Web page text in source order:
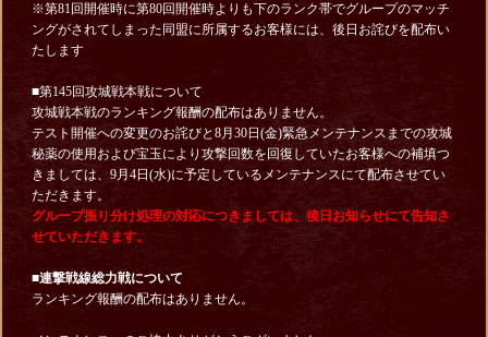
※第81回開催時に第80回開催時よりも下のランク帯でグループのマッチ
ングがされてしまった同盟に所属するお客様には、後日お詫びを配布い
たします
■第145回攻城戦本戦について
攻城戦本戦のランキング報酬の配布はありません。
テスト開催への変更のお詫びと8月30日(金)緊急メンテナンスまでの攻城
秘薬の使用および宝玉により攻撃回数を回復していたお客様への補填つ
きましては、9月4日(水)に予定しているメンテナンスにて配布させてい
ただきます。
グループ振り分け処理の対応につきましては、後日お知らせにて告知さ
せていただきます。
■連撃戦線総力戦について
ランキング報酬の配布はありません。